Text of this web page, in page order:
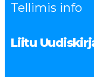
Tellimis info
Liitu